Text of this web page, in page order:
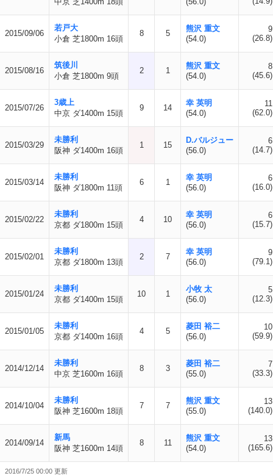
2015/09/06
若戸大
小倉 芝1800m 16頭
8 5
熊沢 重文
(54.0)
9
(26.8)
2015/08/16
筑後川
小倉 芝1800m 9頭
2 1
熊沢 重文
(54.0)
8
(45.6)
2015/07/26
3歳上
中京 ダ1400m 15頭
9 14
幸 英明
(54.0)
11
(62.0)
2015/03/29
未勝利
阪神 ダ1400m 16頭
1 15
D.バルジュー
(56.0)
6
(14.7)
2015/03/14
未勝利
阪神 ダ1800m 11頭
6 1
幸 英明
(56.0)
6
(16.0)
2015/02/22
未勝利
京都 ダ1800m 15頭
4 10
幸 英明
(56.0)
6
(15.7)
2015/02/01
未勝利
京都 ダ1800m 13頭
2 7
幸 英明
(56.0)
9
(79.1)
2015/01/24
未勝利
京都 ダ1400m 15頭
10 1
小牧 太
(56.0)
5
(12.3)
2015/01/05
未勝利
京都 ダ1400m 16頭
4 5
菱田 裕二
(56.0)
10
(59.9)
2014/12/14
未勝利
中京 芝1600m 16頭
8 3
菱田 裕二
(55.0)
7
(33.3)
2014/10/04
未勝利
阪神 芝1600m 18頭
7 7
熊沢 重文
(55.0)
13
(140.0)
2014/09/14
新馬
阪神 芝1600m 14頭
8 11
熊沢 重文
(54.0)
13
(165.6)
2016/7/25 00:00 更新